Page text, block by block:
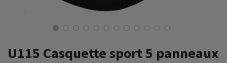
U115 Casquette sport 5 panneaux